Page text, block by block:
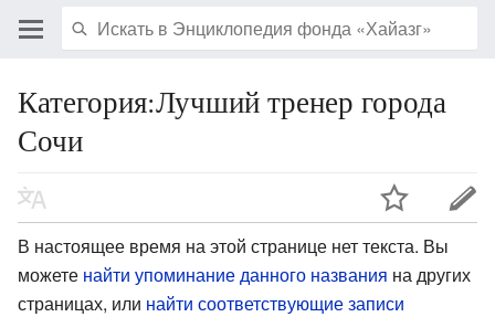
Категория:Лучший тренер города
Сочи
В настоящее время на этой странице нет текста. Вы
можете найти упоминание данного названия на других
страницах, или найти соответствующие записи